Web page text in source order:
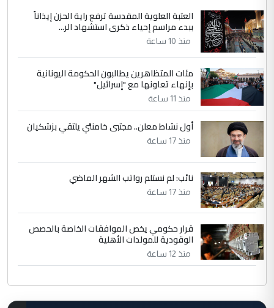
العتبة العلوية المقدسة ترفع راية الحزن إيذاناً
ببدء مراسم إحياء ذكرى استشهاد الر...
منذ 10 ساعة
مئات المتظاهرين يطالبون الحكومة اليونانية
بإنهاء تعاونها مع "إسرائيل"
منذ 11 ساعة
أول نشاط معلن.. مجتبى خامنئي يلتقي بزشكيان
منذ 17 ساعة
نائب: لم نستلم رواتب الشهر الماضي
منذ 17 ساعة
قرار حكومي يخص الموافقات الخاصة بالحصص
الوقودية للمولدات الأهلية
منذ 12 ساعة